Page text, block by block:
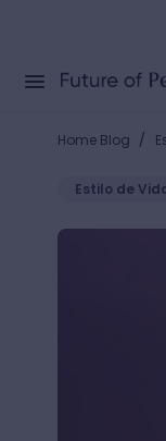
Home Blog /
Estilo de
Descubre